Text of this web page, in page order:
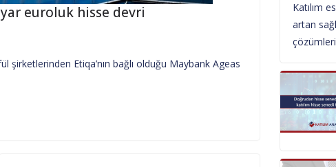
euroluk hisse devri
şirketlerinden Etiqa’nın bağlı olduğu Maybank Ageas
Katılım
artan